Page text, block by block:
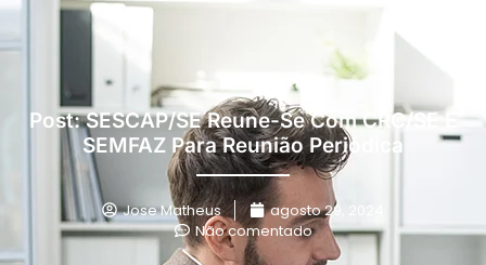
Post: SESCAP/SE Reune-Se Com CRC/SE E
SEMFAZ Para Reunião Periódica
Jose Matheus
agosto 29, 2024
Não comentado